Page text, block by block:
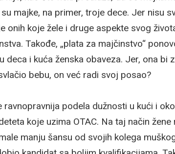
majke, na primer, troje dece. Jer nisu
onih koje žele i druge aspekte svog
Takođe, „plata za majčinstvo“
deca i kuća ženska obaveza. Jer, ona bi
bebu, on već radi svoj posao?
ravnopravnija podela dužnosti u kući i
koje uzima OTAC. Na taj način
manju šansu od svojih kolega